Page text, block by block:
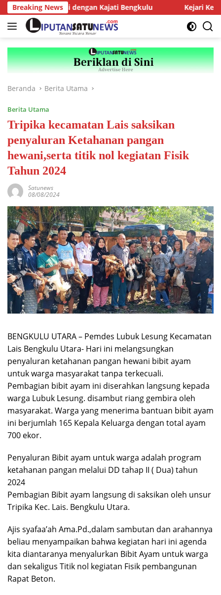
Langsung
ke
konten
Breaking News
Audiensi dengan Kajati Bengkulu Kejari
Beranda Berita Utama
Berita Utama
Tripika kecamatan Lais saksikan
penyaluran Ketahanan pangan
hewani,serta titik nol kegiatan Fisik
Tahun 2024
Satunews
08/08/2024
BENGKULU UTARA – Pemdes Lubuk Lesung Kecamatan
Lais Bengkulu Utara- Hari ini melangsungkan
penyaluran ketahanan pangan hewani bibit ayam
untuk warga masyarakat tanpa terkecuali.
Pembagian bibit ayam ini diserahkan langsung kepada
warga Lubuk Lesung. disambut riang gembira oleh
masyarakat. Warga yang menerima bantuan bibit ayam
ini berjumlah 165 Kepala Keluarga dengan total ayam
700 ekor.
Penyaluran Bibit ayam untuk warga adalah program
ketahanan pangan melalui DD tahap II ( Dua) tahun
2024
Pembagian Bibit ayam langsung di saksikan oleh unsur
Tripika Kec. Lais. Bengkulu Utara.
Ajis syafaa’ah Ama.Pd.,dalam sambutan dan arahannya
beliau menyampaikan bahwa kegiatan hari ini agenda
kita diantaranya menyalurkan Bibit Ayam untuk warga
dan sekaligus Titik nol kegiatan Fisik pembangunan
Rapat Beton.